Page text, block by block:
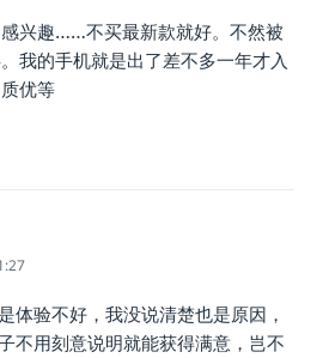
兴趣……不买最新款就好。不然被
我的手机就是出了差不多一年才入
优等
体验不好，我没说清楚也是原因，
不用刻意说明就能获得满意，岂不